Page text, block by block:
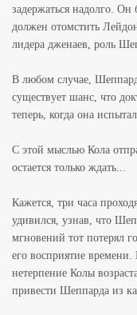
задержаться надолго. Он
должен отомстить
лидера дженаев, роль
В любом случае,
существует шанс, что
теперь, когда она
С этой мыслью Кола
остается только ждать...
Кажется, три часа
удивился, узнав, что
мгновений тот потерял
его восприятие
нетерпение Колы
привести Шеппарда из